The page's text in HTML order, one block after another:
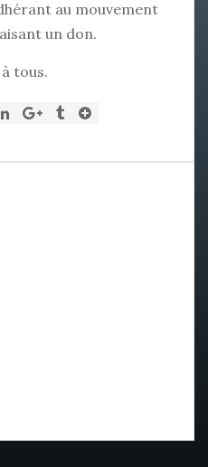
au mouvement
un don.
tous.